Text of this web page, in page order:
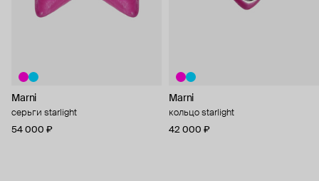
Marni
серьги starlight
54 000 ₽
Marni
кольцо starlight
42 000 ₽